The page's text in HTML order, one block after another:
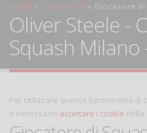
HOME CLASSIFICHE Giocatore di
Oliver Steele -
Squash Milano
Per utilizzare questa funzionalità di
è necessario accettare i cookie della